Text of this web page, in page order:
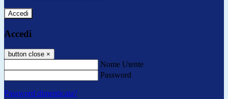
Accedi
Accedi
button close ×
Nome Utente
Password
Password dimenticata?